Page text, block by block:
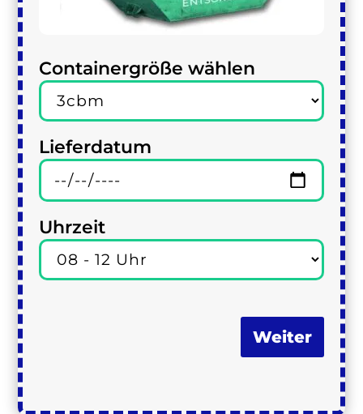
Containergröße wählen
Lieferdatum
Uhrzeit
Weiter